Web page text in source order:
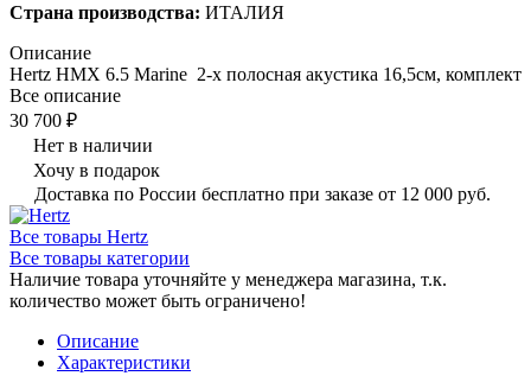
Страна производства: ИТАЛИЯ
Описание
Hertz HMX 6.5 Marine 2-х полосная акустика 16,5см, комплект
Все описание
30 700 ₽
Нет в наличии
Хочу в подарок
Доставка по России бесплатно при заказе от 12 000 руб.
Все товары Hertz
Все товары категории
Наличие товара уточняйте у менеджера магазина, т.к.
количество может быть ограничено!
Описание
Характеристики